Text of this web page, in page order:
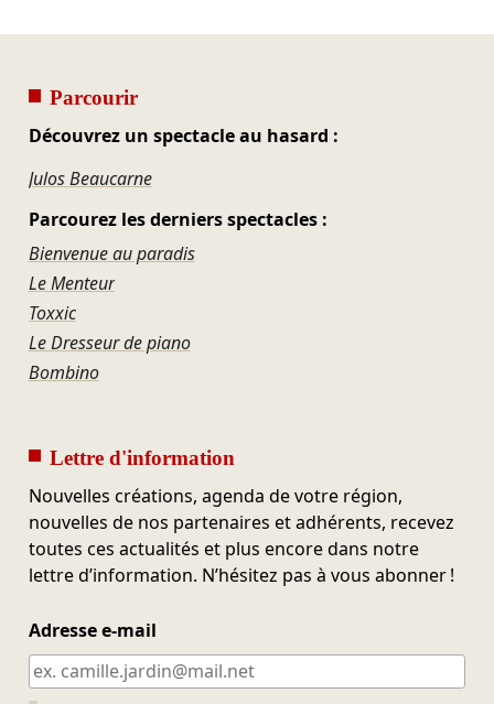
Parcourir
Découvrez un spectacle au hasard :
Julos Beaucarne
Parcourez les derniers spectacles :
Bienvenue au paradis
Le Menteur
Toxxic
Le Dresseur de piano
Bombino
Lettre d'information
Nouvelles créations, agenda de votre région,
nouvelles de nos partenaires et adhérents, recevez
toutes ces actualités et plus encore dans notre
lettre d’information. N’hésitez pas à vous abonner !
Adresse e-mail